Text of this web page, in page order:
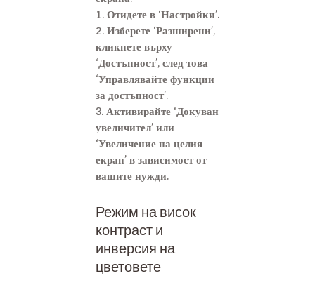
1. Отидете в ‘Настройки’.
2. Изберете ‘Разширени’,
кликнете върху
‘Достъпност’, след това
‘Управлявайте функции
за достъпност’.
3. Активирайте ‘Докуван
увеличител’ или
‘Увеличение на целия
екран’ в зависимост от
вашите нужди.
Режим на висок
контраст и
инверсия на
цветовете